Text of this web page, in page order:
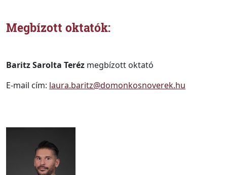
Megbízott oktatók:
Baritz Sarolta Teréz megbízott oktató
E-mail cím: laura.baritz@domonkosnoverek.hu